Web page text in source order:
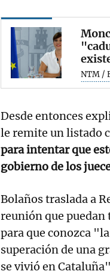
NTM /
Desde entonces
le remite un listado
para intentar que
gobierno de los
Bolaños traslada a
reunión que puedan
para que conozca
superación de una
se vivió en